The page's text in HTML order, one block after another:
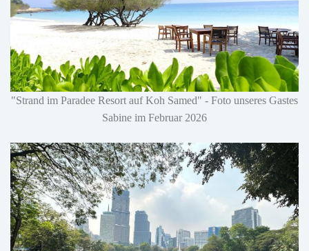
"Strand im Paradee Resort auf Koh Samed" - Foto unseres Gastes
Sabine im Februar 2026